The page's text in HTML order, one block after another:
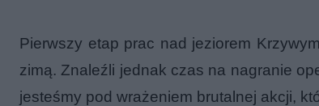
Pierwszy etap prac nad jeziorem
zimą. Znaleźli jednak czas na nagranie
jesteśmy pod wrażeniem brutalnej akcji,